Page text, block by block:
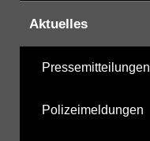
Aktuelles
Pressemitteilungen
Polizeimeldungen